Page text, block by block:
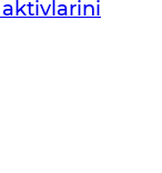
aktivlarini